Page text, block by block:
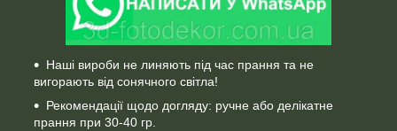
Наші вироби не линяють під час прання та не
вигорають від сонячного світла!
Рекомендації щодо догляду: ручне або делікатне
прання при 30-40 гр.